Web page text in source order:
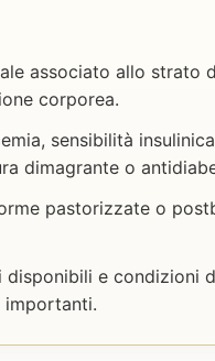
associato allo strato
corporea.
sensibilità
dimagrante o
pastorizzate o
e condizioni
importanti.